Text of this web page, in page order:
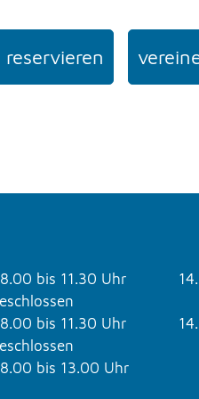
reservieren
bis 11.30 Uhr
bis 11.30 Uhr
bis 13.00 Uhr